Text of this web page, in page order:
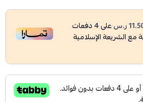
ر.س على4دفعات
مع الشريعة الإسلامية